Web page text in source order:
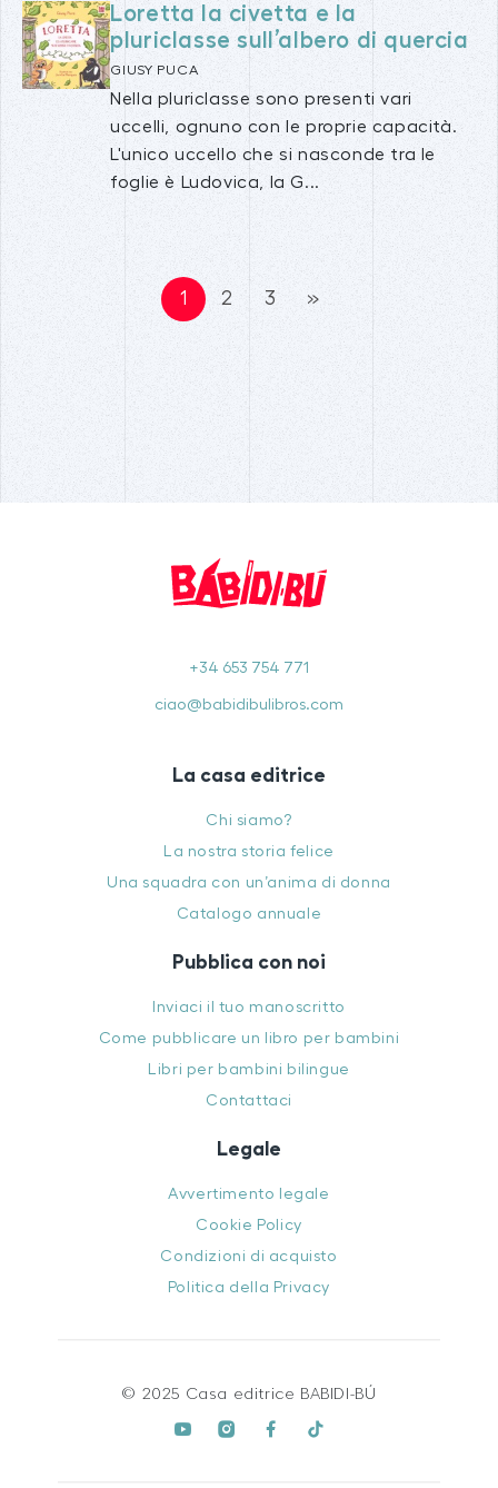
Loretta la civetta e la
pluriclasse sull’albero di quercia
GIUSY PUCA
Nella pluriclasse sono presenti vari
uccelli, ognuno con le proprie capacità.
L'unico uccello che si nasconde tra le
foglie è Ludovica, la G...
1 2 3 »
+34 653 754 771
ciao@babidibulibros.com
La casa editrice
Chi siamo?
La nostra storia felice
Una squadra con un’anima di donna
Catalogo annuale
Pubblica con noi
Inviaci il tuo manoscritto
Come pubblicare un libro per bambini
Libri per bambini bilingue
Contattaci
Legale
Avvertimento legale
Cookie Policy
Condizioni di acquisto
Politica della Privacy
© 2025 Casa editrice BABIDI-BÚ